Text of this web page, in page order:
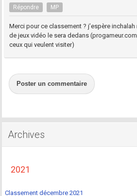
Répondre MP
Merci pour ce classement ? j’espère
de jeux vidéo le sera dedans
ceux qui veulent visiter)
Poster un commentaire
Archives
2021
Classement décembre 2021